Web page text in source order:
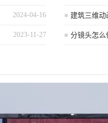
别）
2024-04-16 建筑三维
2023-11-27 分镜头怎么